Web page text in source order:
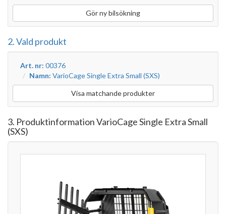
Gör ny bilsökning
2. Vald produkt
Art. nr: 00376
Namn: VarioCage Single Extra Small (SXS)
Visa matchande produkter
3. Produktinformation VarioCage Single Extra Small
(SXS)